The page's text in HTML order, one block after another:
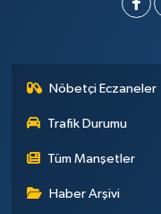
Nöbetçi Eczaneler
Trafik Durumu
Tüm Manşetler
Haber Arşivi